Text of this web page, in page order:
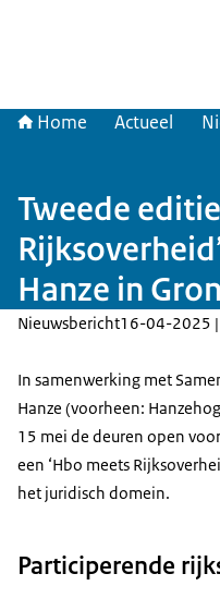
Home Actueel
Tweede
Hanze in
Nieuwsbericht16-04-2025
In samenwerking met
Hanze (voorheen:
15 mei de deuren open
een ‘Hbo meets
het juridisch domein.
Participerende